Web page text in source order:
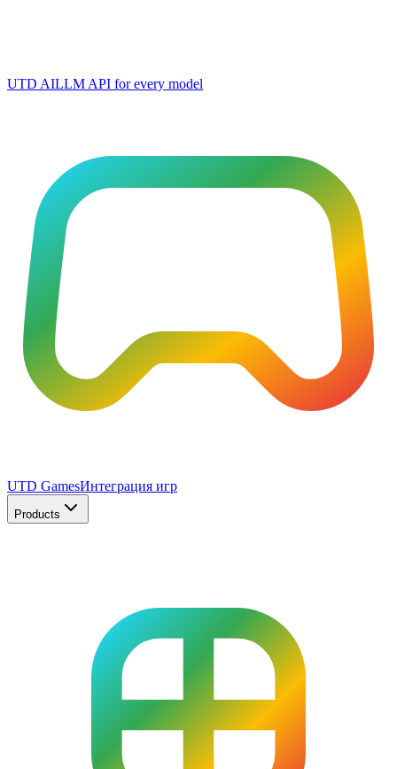
UTD AILLM API for every model
UTD GamesИнтеграция игр
Products